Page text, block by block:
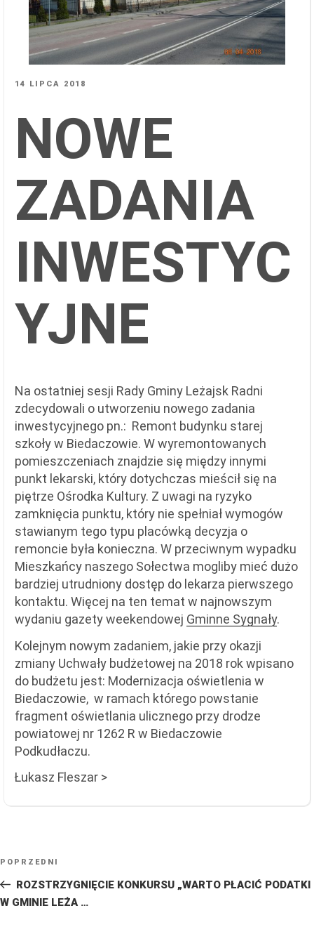
OPUBLIKOWANE
14 LIPCA 2018
NOWE
ZADANIA
INWESTYC
YJNE
Na ostatniej sesji Rady Gminy Leżajsk Radni
zdecydowali o utworzeniu nowego zadania
inwestycyjnego pn.: Remont budynku starej
szkoły w Biedaczowie. W wyremontowanych
pomieszczeniach znajdzie się między innymi
punkt lekarski, który dotychczas mieścił się na
piętrze Ośrodka Kultury. Z uwagi na ryzyko
zamknięcia punktu, który nie spełniał wymogów
stawianym tego typu placówką decyzja o
remoncie była konieczna. W przeciwnym wypadku
Mieszkańcy naszego Sołectwa mogliby mieć dużo
bardziej utrudniony dostęp do lekarza pierwszego
kontaktu. Więcej na ten temat w najnowszym
wydaniu gazety weekendowej Gminne Sygnały.
Kolejnym nowym zadaniem, jakie przy okazji
zmiany Uchwały budżetowej na 2018 rok wpisano
do budżetu jest: Modernizacja oświetlenia w
Biedaczowie, w ramach którego powstanie
fragment oświetlania ulicznego przy drodze
powiatowej nr 1262 R w Biedaczowie
Podkudłaczu.
Łukasz Fleszar >
WPISU
Poprzedni
wpis
POPRZEDNI
ROZSTRZYGNIĘCIE KONKURSU „WARTO PŁACIĆ PODATKI
W GMINIE LEŻA …